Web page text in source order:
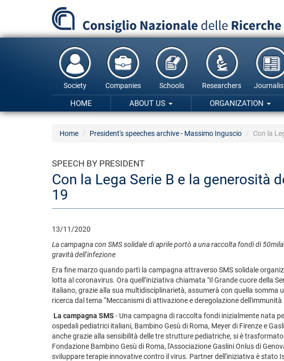
content
Society Companies Schools Researchers
HOME ABOUT US ORGANIZATION
Home President's speeches archive - Massimo Inguscio Con la
SPEECH BY PRESIDENT
Con la Lega Serie B e la generosità
19
13/11/2020
La campagna con SMS solidale di aprile portò a una raccolta fondi di
gravità dell’infezione
Era fine marzo quando partì la campagna attraverso SMS solidale
lotta al coronavirus. Ora quell’iniziativa chiamata "Il Grande cuore della
italiano, grazie alla sua multidisciplinarietà, assumerà con quella somma
ricerca dal tema “Meccanismi di attivazione e deregolazione
La campagna SMS - Una campagna di raccolta fondi inizialmente nata
ospedali pediatrici italiani, Bambino Gesù di Roma, Meyer di Firenze e
anche grazie alla sensibilità delle tre strutture pediatriche, si è
Fondazione Bambino Gesù di Roma, l'Associazione Gaslini Onlus di
sviluppare terapie innovative contro il virus. Partner dell'iniziativa è stato